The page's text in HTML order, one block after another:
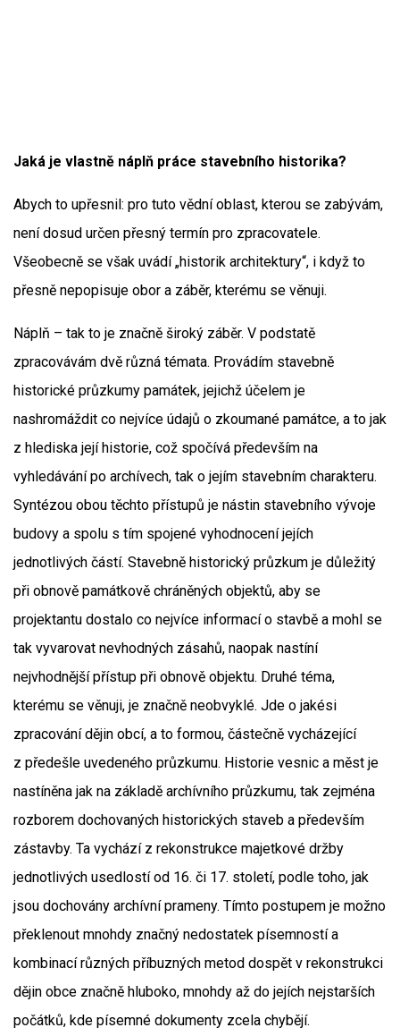
Jaká je vlastně náplň práce stavebního historika?
Abych to upřesnil: pro tuto vědní oblast, kterou se zabývám,
není dosud určen přesný termín pro zpracovatele.
Všeobecně se však uvádí „historik architektury“, i když to
přesně nepopisuje obor a záběr, kterému se věnuji.
Náplň – tak to je značně široký záběr. V podstatě
zpracovávám dvě různá témata. Provádím stavebně
historické průzkumy památek, jejichž účelem je
nashromáždit co nejvíce údajů o zkoumané památce, a to jak
z hlediska její historie, což spočívá především na
vyhledávání po archívech, tak o jejím stavebním charakteru.
Syntézou obou těchto přístupů je nástin stavebního vývoje
budovy a spolu s tím spojené vyhodnocení jejích
jednotlivých částí. Stavebně historický průzkum je důležitý
při obnově památkově chráněných objektů, aby se
projektantu dostalo co nejvíce informací o stavbě a mohl se
tak vyvarovat nevhodných zásahů, naopak nastíní
nejvhodnější přístup při obnově objektu. Druhé téma,
kterému se věnuji, je značně neobvyklé. Jde o jakési
zpracování dějin obcí, a to formou, částečně vycházející
z předešle uvedeného průzkumu. Historie vesnic a měst je
nastíněna jak na základě archívního průzkumu, tak zejména
rozborem dochovaných historických staveb a především
zástavby. Ta vychází z rekonstrukce majetkové držby
jednotlivých usedlostí od 16. či 17. století, podle toho, jak
jsou dochovány archívní prameny. Tímto postupem je možno
překlenout mnohdy značný nedostatek písemností a
kombinací různých příbuzných metod dospět v rekonstrukci
dějin obce značně hluboko, mnohdy až do jejích nejstarších
počátků, kde písemné dokumenty zcela chybějí.